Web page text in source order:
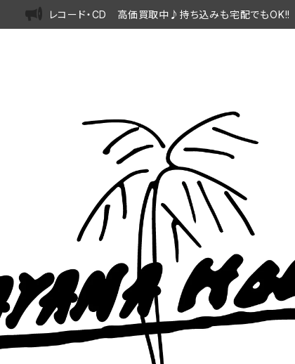
レコード・CD 高価買取中♪持ち込みも宅配でもOK!!